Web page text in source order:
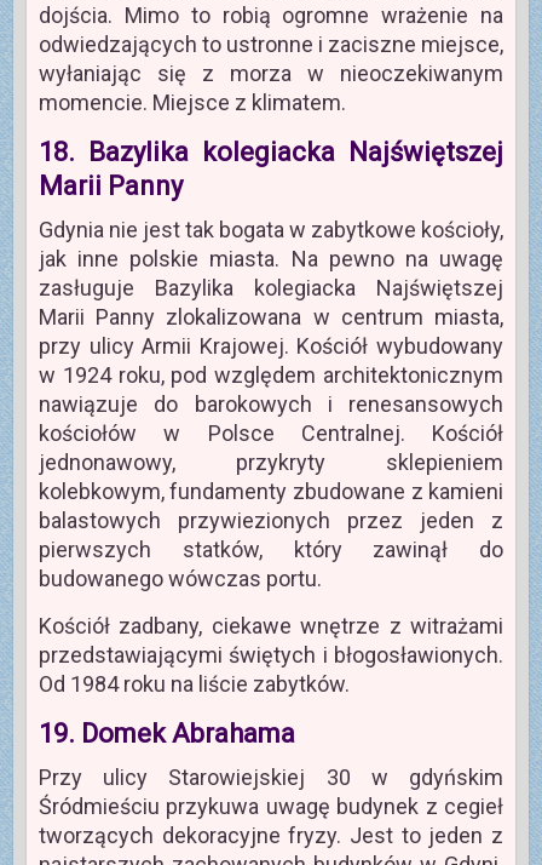
dojścia. Mimo to robią ogromne wrażenie na
odwiedzających to ustronne i zaciszne miejsce,
wyłaniając się z morza w nieoczekiwanym
momencie. Miejsce z klimatem.
18. Bazylika kolegiacka Najświętszej
Marii Panny
Gdynia nie jest tak bogata w zabytkowe kościoły,
jak inne polskie miasta. Na pewno na uwagę
zasługuje Bazylika kolegiacka Najświętszej
Marii Panny zlokalizowana w centrum miasta,
przy ulicy Armii Krajowej. Kościół wybudowany
w 1924 roku, pod względem architektonicznym
nawiązuje do barokowych i renesansowych
kościołów w Polsce Centralnej. Kościół
jednonawowy, przykryty sklepieniem
kolebkowym, fundamenty zbudowane z kamieni
balastowych przywiezionych przez jeden z
pierwszych statków, który zawinął do
budowanego wówczas portu.
Kościół zadbany, ciekawe wnętrze z witrażami
przedstawiającymi świętych i błogosławionych.
Od 1984 roku na liście zabytków.
19. Domek Abrahama
Przy ulicy Starowiejskiej 30 w gdyńskim
Śródmieściu przykuwa uwagę budynek z cegieł
tworzących dekoracyjne fryzy. Jest to jeden z